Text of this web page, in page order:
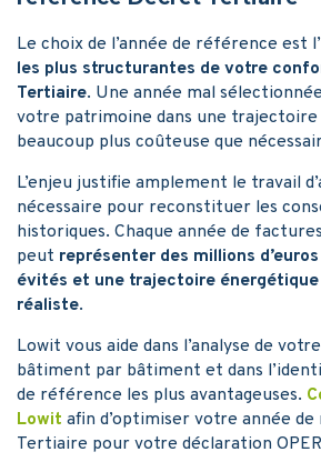
Le choix de l’année de référence est l’
les plus structurantes de votre
Tertiaire. Une année mal
votre patrimoine dans une
beaucoup plus coûteuse que
L’enjeu justifie amplement le travail
nécessaire pour reconstituer les
historiques. Chaque année de
peut représenter des millions
évités et une trajectoire énergétique
réaliste.
Lowit vous aide dans l’analyse de
bâtiment par bâtiment et dans
de référence les plus avantageuses.
Lowit afin d’optimiser votre année
Tertiaire pour votre déclaration